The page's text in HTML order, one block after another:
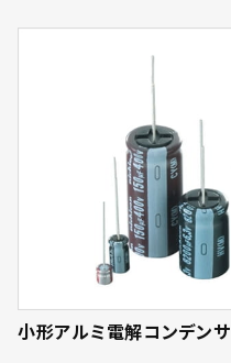
小形アルミ電解コンデンサ